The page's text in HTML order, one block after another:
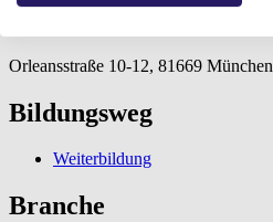
Orleansstraße 10-12, 81669 München
Bildungsweg
Weiterbildung
Branche